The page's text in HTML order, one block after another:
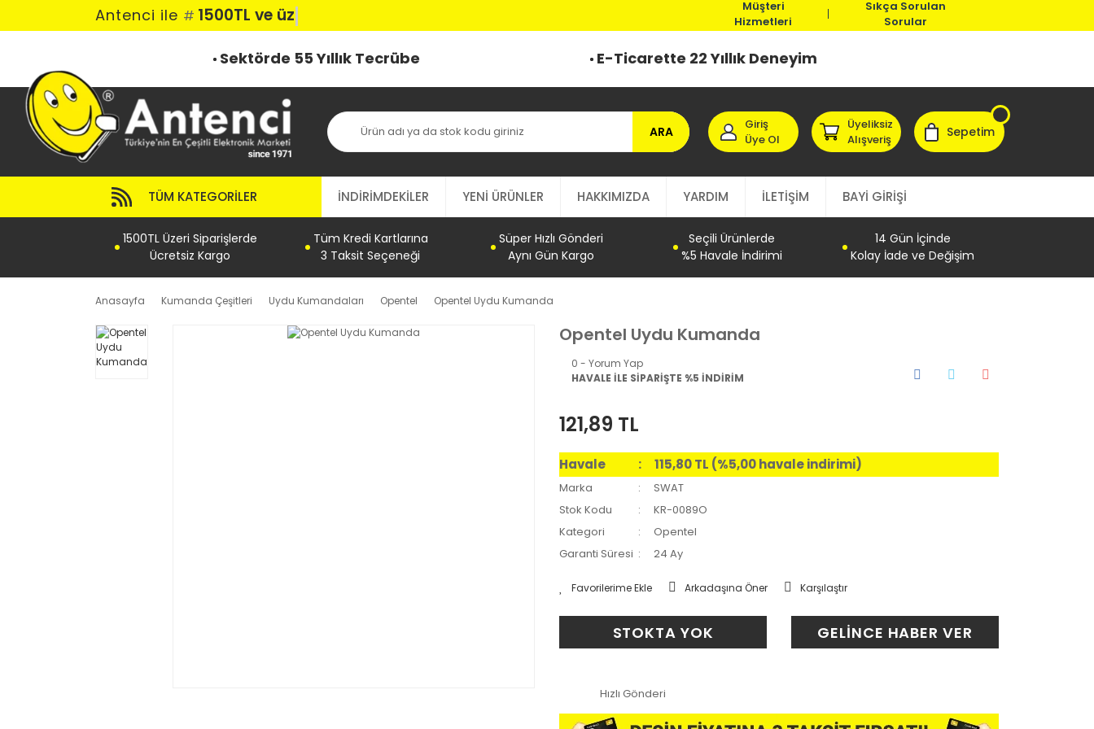
Antenci ile # 1500TL ve üzeri
Müşteri
Hizmetleri
Sıkça Sorulan
Sorular
Sektörde 55 Yıllık Tecrübe E-Ticarette 22 Yıllık Deneyim
ARA
Giriş
Üye Ol
Üyeliksiz
Alışveriş
Sepetim
TÜM KATEGORILER İNDİRİMDEKİLER YENİ ÜRÜNLER HAKKIMIZDA YARDIM İLETİŞİM BAYİ GİRİŞİ
1500TL Üzeri Siparişlerde
Ücretsiz Kargo
Tüm Kredi Kartlarına
3 Taksit Seçeneği
Süper Hızlı Gönderi
Aynı Gün Kargo
Seçili Ürünlerde
%5 Havale İndirimi
14 Gün İçinde
Kolay İade ve Değişim
Anasayfa Kumanda Çeşitleri Uydu Kumandaları Opentel Opentel Uydu Kumanda
Opentel Uydu Kumanda
0 - Yorum Yap
HAVALE İLE SİPARİŞTE %5 İNDİRİM
121,89 TL
Havale 115,80 TL (%5,00 havale indirimi)
Marka
SWAT
Stok Kodu
KR-0089O
Kategori
Opentel
Garanti Süresi
24 Ay
Arkadaşına Öner Karşılaştır
STOKTA YOK GELİNCE HABER VER
Hızlı Gönderi